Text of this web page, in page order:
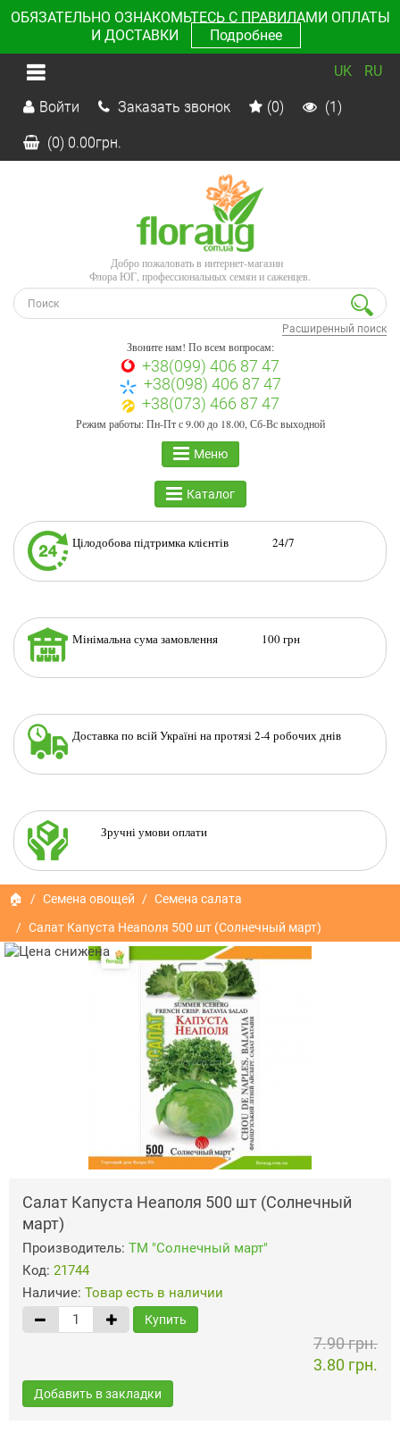
ОБЯЗАТЕЛЬНО ОЗНАКОМЬТЕСЬ С ПРАВИЛАМИ ОПЛАТЫ
И ДОСТАВКИ
Подробнее
UK RU
Войти Заказать звонок (0) (1)
(0) 0.00грн.
Добро пожаловать в интернет-магазин
Флора ЮГ, профессиональных семян и саженцев.
Расширенный поиск
Звоните нам! По всем вопросам:
+38(099) 406 87 47
+38(098) 406 87 47
+38(073) 466 87 47
Режим работы: Пн-Пт с 9.00 до 18.00, Сб-Вс выходной
Меню
Каталог
Цілодобова підтримка клієнтів 24/7
Мінімальна сума замовлення 100 грн
Доставка по всій Україні на протязі 2-4 робочих днів
Зручні умови оплати
🏠 Семена овощей
Семена салата
Салат Капуста Неаполя 500 шт (Солнечный март)
Салат Капуста Неаполя 500 шт (Солнечный
март)
Производитель: ТМ "Солнечный март"
Код: 21744
Наличие: Товар есть в наличии
Купить
7.90 грн.
3.80 грн.
Добавить в закладки